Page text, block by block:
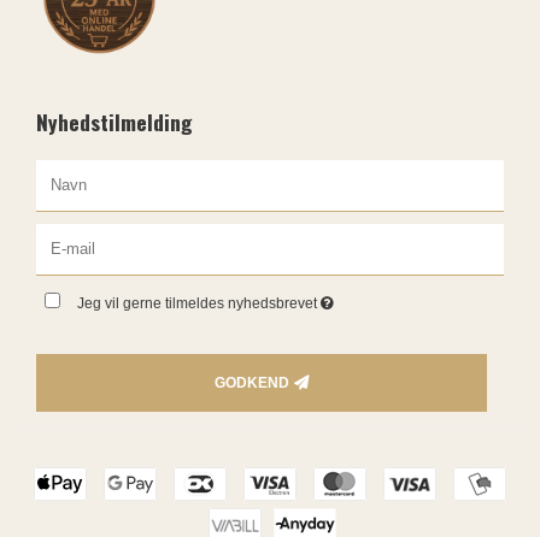
Nyhedstilmelding
Jeg vil gerne tilmeldes nyhedsbrevet
GODKEND